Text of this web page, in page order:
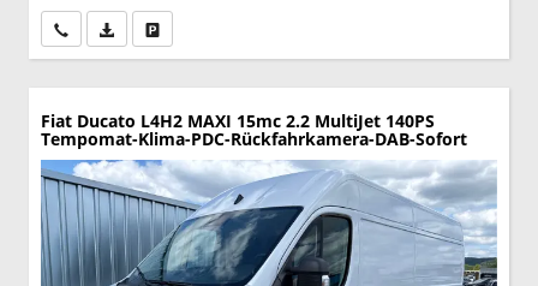
Wir rufen Sie anPDF-Datei, Fahrzeugexposé drucken
Fiat Ducato L4H2 MAXI 15mc 2.2 MultiJet 140PS
Tempomat-Klima-PDC-Rückfahrkamera-DAB-Sofort